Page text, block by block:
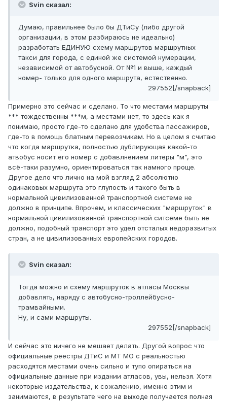
Svin сказал:
Думаю, правильнее было бы ДТиСу (либо другой
организации, в этом разбираюсь не идеально)
разработать ЕДИНУЮ схему маршрутов маршрутных
такси для города, с единой же системой нумерации,
независимой от автобусной. От №1 и выше, каждый
номер- только для одного маршрута, естественно.
297552[/snapback]
Примерно это сейчас и сделано. То что местами маршруты
*** тождественны ***м, а местами нет, то здесь как я
понимаю, просто где-то сделано для удобства пассажиров,
где-то в помощь блатным перевозчикам. Но в целом я считаю
что когда маршрутка, полностью дублирующая какой-то
атвобус носит его номер с добавлнением литеры "м", это
всё-таки разумно, ориентироваться так намного проще.
Другое дело что лично на мой взгляд 2 абсолютно
одинаковых маршрута это глупость и такого быть в
нормальной цивилизованной транспортной системе не
должно в принципе. Впрочем, и классических "маршруток" в
нормальной цивилизованной транспортной ситсеме быть не
должно, подобный транспорт это удел отсталых недоразвитых
стран, а не цивилизованных европейских городов.
Svin сказал:
Тогда можно и схему маршруток в атласы Москвы
добавлять, наряду с автобусно-троллейбусно-
трамвайными.
Ну, и сами маршруты.
297552[/snapback]
И сейчас это ничего не мешает делать. Другой вопрос что
официальные реестры ДТиС и МТ МО с реальностью
расходятся местами очень сильно и тупо опираться на
официальные данные при издании атласов, увы, нельзя. Хотя
некоторые издательства, к сожалению, именно этим и
занимаются, в результате чего на выходе получается полная